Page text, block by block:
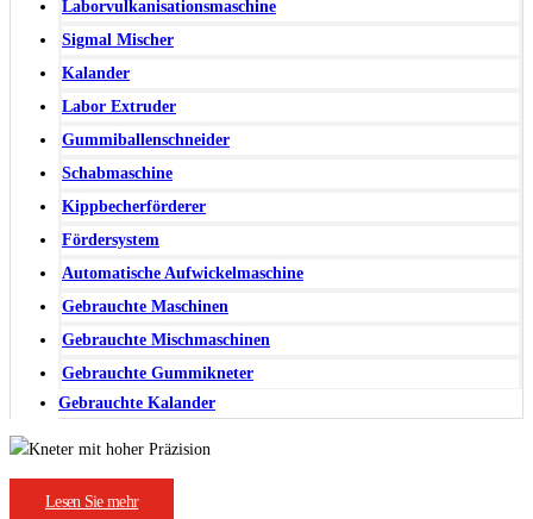
Laborvulkanisationsmaschine
Sigmal Mischer
Kalander
Labor Extruder
Gummiballenschneider
Schabmaschine
Kippbecherförderer
Fördersystem
Automatische Aufwickelmaschine
Gebrauchte Maschinen
Gebrauchte Mischmaschinen
Gebrauchte Gummikneter
Gebrauchte Kalander
Lesen Sie mehr